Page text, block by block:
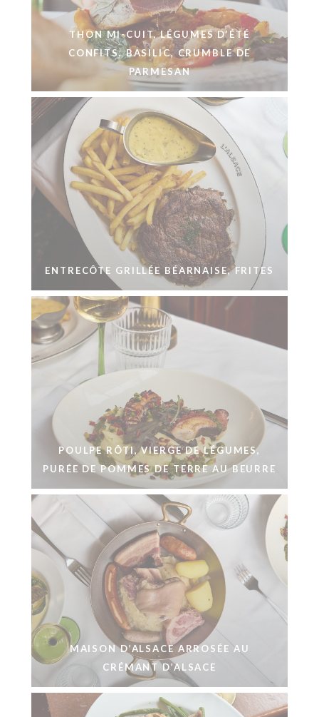
THON MI-CUIT, LÉGUMES D’ÉTÉ
CONFITS, BASILIC, CRUMBLE DE
PARMESAN
ENTRECÔTE GRILLÉE BÉARNAISE, FRITES
POULPE RÔTI, VIERGE DE LÉGUMES,
PURÉE DE POMMES DE TERRE AU BEURRE
MAISON D’ALSACE ARROSÉE AU
CRÉMANT D’ALSACE